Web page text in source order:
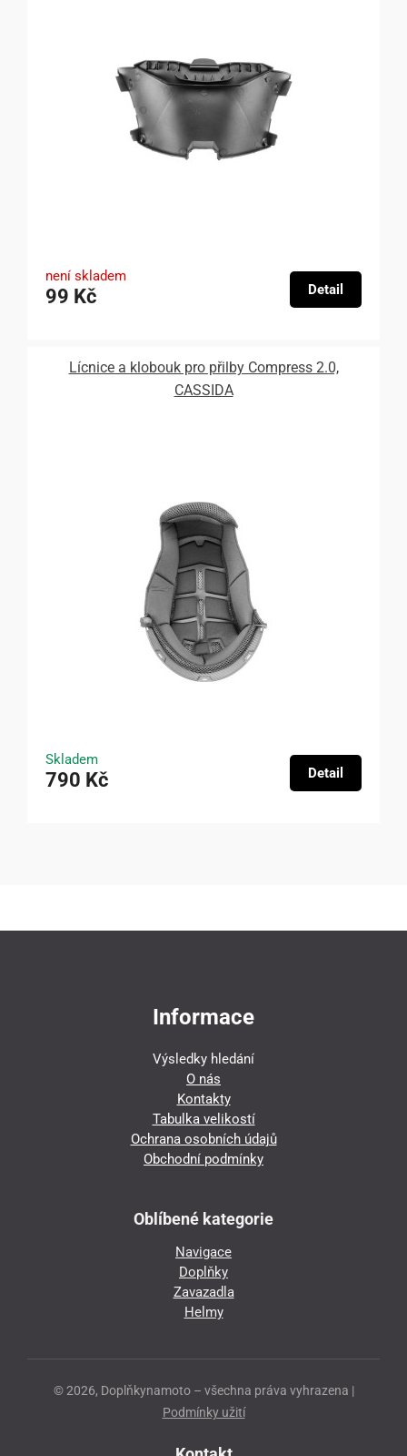
není skladem
99 Kč Detail
Lícnice a klobouk pro přilby Compress 2.0,
CASSIDA
Skladem
790 Kč Detail
Informace
Výsledky hledání
O nás
Kontakty
Tabulka velikostí
Ochrana osobních údajů
Obchodní podmínky
Oblíbené kategorie
Navigace
Doplňky
Zavazadla
Helmy
© 2026, Doplňkynamoto – všechna práva vyhrazena |
Podmínky užití